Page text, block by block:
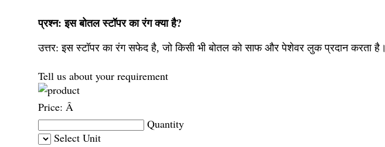
प्रश्न: इस बोतल स्टॉपर का रंग क्या है?
उत्तर:इस स्टॉपर का रंग सफेद है, जो किसी भी बोतल को साफ और पेशेवर लुक प्रदान करता है।
Tell us about your requirement
Price: Â
Quantity
Select Unit